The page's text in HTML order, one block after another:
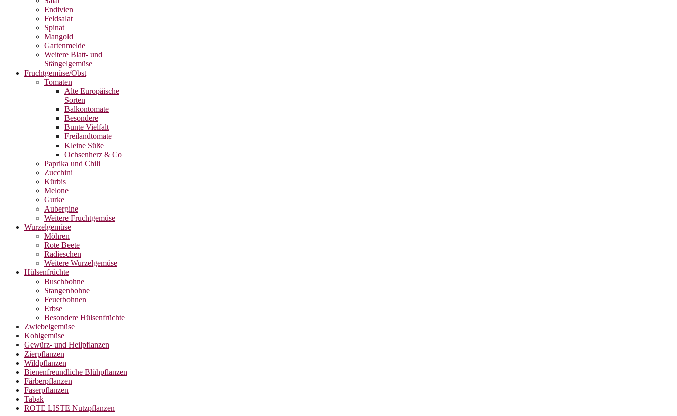
Endivien
Feldsalat
Spinat
Mangold
Gartenmelde
Weitere Blatt- und
Stängelgemüse
Fruchtgemüse/Obst
Tomaten
Alte Europäische
Sorten
Balkontomate
Besondere
Bunte Vielfalt
Freilandtomate
Kleine Süße
Ochsenherz & Co
Paprika und Chili
Zucchini
Kürbis
Melone
Gurke
Aubergine
Weitere Fruchtgemüse
Wurzelgemüse
Möhren
Rote Beete
Radieschen
Weitere Wurzelgemüse
Hülsenfrüchte
Buschbohne
Stangenbohne
Feuerbohnen
Erbse
Besondere Hülsenfrüchte
Zwiebelgemüse
Kohlgemüse
Gewürz- und Heilpflanzen
Zierpflanzen
Wildpflanzen
Bienenfreundliche Blühpflanzen
Färberpflanzen
Faserpflanzen
Tabak
ROTE LISTE Nutzpflanzen